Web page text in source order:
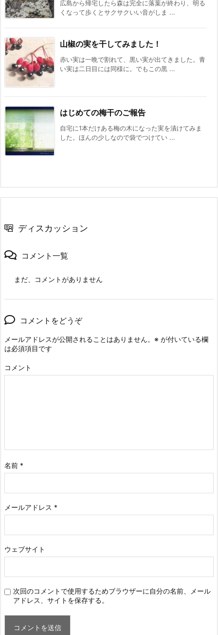
広島から帰宅したら森は完全に落葉が終わり、明る
くなって歩くとサクサクいい音がしま ...
山椒の実を干してみました！
赤い実は一晩で割れて、黒い実が出てきました。青
い実は二日目には同様に。でもこの黒 ...
はじめての梅干のご報告
自宅に1本だけある梅の木になった実を漬けてみま
した。ほんの少しなので袋でつけてい ...
ディスカッション
コメント一覧
まだ、コメントがありません
コメントをどうぞ
メールアドレスが公開されることはありません。 ※ が付いている欄
は必須項目です
コメント
名前 *
メールアドレス *
ウェブサイト
次回のコメントで使用するためブラウザーに自分の名前、メール
アドレス、サイトを保存する。